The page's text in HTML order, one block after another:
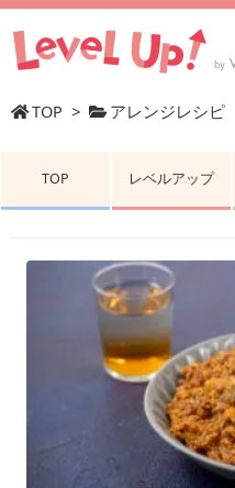
TOP > アレンジレシピ
TOP レベルアップ